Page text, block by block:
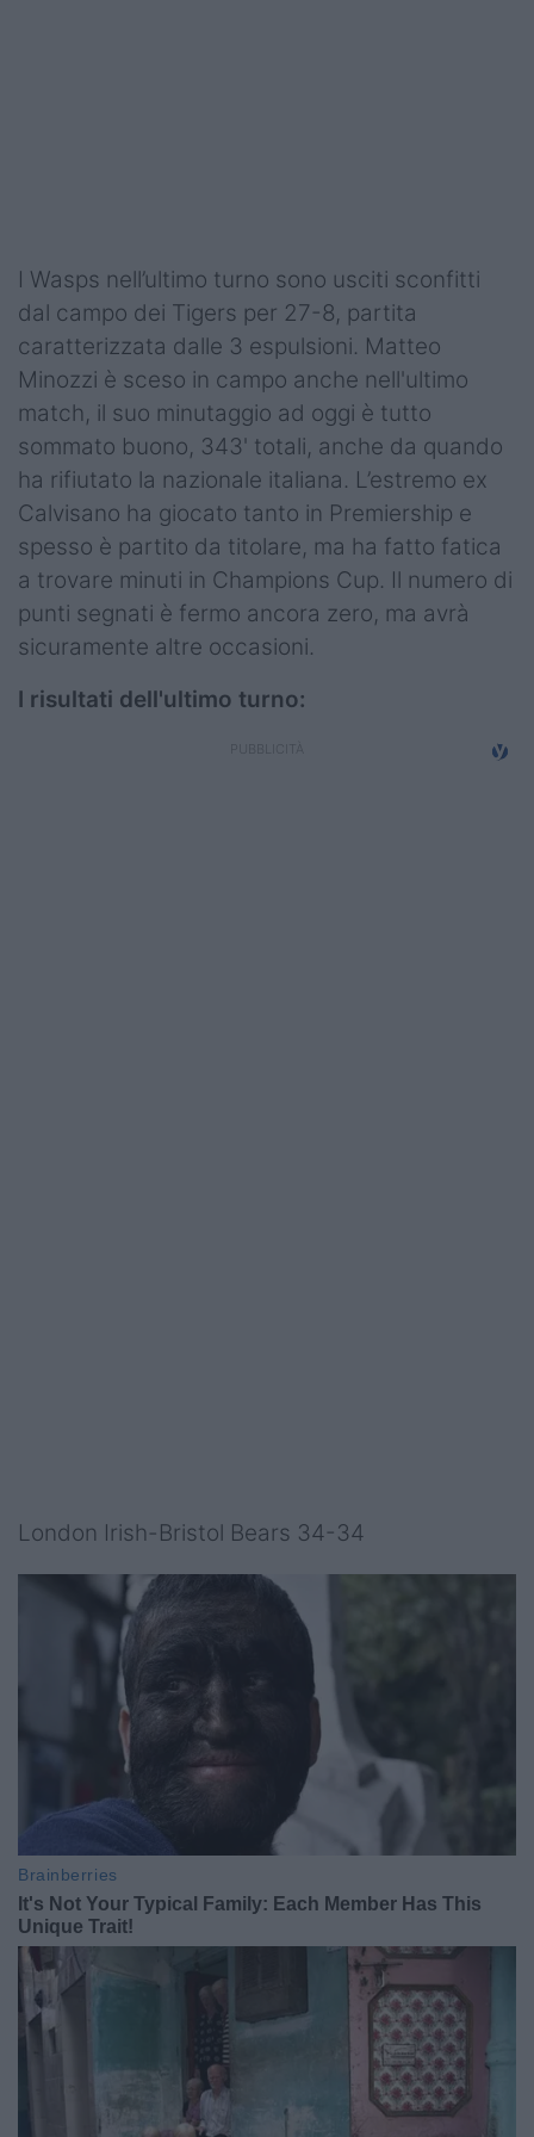
I Wasps nell’ultimo turno sono usciti sconfitti
dal campo dei Tigers per 27-8, partita
caratterizzata dalle 3 espulsioni. Matteo
Minozzi è sceso in campo anche nell'ultimo
match, il suo minutaggio ad oggi è tutto
sommato buono, 343' totali, anche da quando
ha rifiutato la nazionale italiana. L’estremo ex
Calvisano ha giocato tanto in Premiership e
spesso è partito da titolare, ma ha fatto fatica
a trovare minuti in Champions Cup. Il numero di
punti segnati è fermo ancora zero, ma avrà
sicuramente altre occasioni.
I risultati dell'ultimo turno:
London Irish-Bristol Bears 34-34